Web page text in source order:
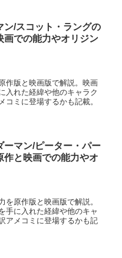
ン/スコット・ラングの
画での能力やオリジン
作版と映画版で解説。映画
入れた経緯や他のキャラク
コミに登場するかも記載。
ーマン/ピーター・パー
作と映画での能力やオ
を原作版と映画版で解説。
手に入れた経緯や他のキャ
アメコミに登場するかも記